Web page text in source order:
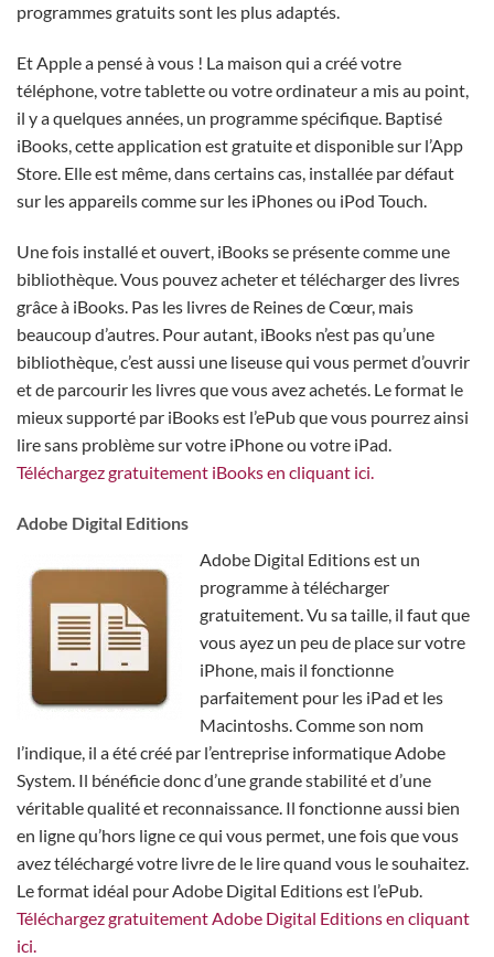
programmes gratuits sont les plus adaptés.
Et Apple a pensé à vous ! La maison qui a créé votre
téléphone, votre tablette ou votre ordinateur a mis au point,
il y a quelques années, un programme spécifique. Baptisé
iBooks, cette application est gratuite et disponible sur l’App
Store. Elle est même, dans certains cas, installée par défaut
sur les appareils comme sur les iPhones ou iPod Touch.
Une fois installé et ouvert, iBooks se présente comme une
bibliothèque. Vous pouvez acheter et télécharger des livres
grâce à iBooks. Pas les livres de Reines de Cœur, mais
beaucoup d’autres. Pour autant, iBooks n’est pas qu’une
bibliothèque, c’est aussi une liseuse qui vous permet d’ouvrir
et de parcourir les livres que vous avez achetés. Le format le
mieux supporté par iBooks est l’ePub que vous pourrez ainsi
lire sans problème sur votre iPhone ou votre iPad.
Téléchargez gratuitement iBooks en cliquant ici.
Adobe Digital Editions
Adobe Digital Editions est un
programme à télécharger
gratuitement. Vu sa taille, il faut que
vous ayez un peu de place sur votre
iPhone, mais il fonctionne
parfaitement pour les iPad et les
Macintoshs. Comme son nom
l’indique, il a été créé par l’entreprise informatique Adobe
System. Il bénéficie donc d’une grande stabilité et d’une
véritable qualité et reconnaissance. Il fonctionne aussi bien
en ligne qu’hors ligne ce qui vous permet, une fois que vous
avez téléchargé votre livre de le lire quand vous le souhaitez.
Le format idéal pour Adobe Digital Editions est l’ePub.
Téléchargez gratuitement Adobe Digital Editions en cliquant
ici.